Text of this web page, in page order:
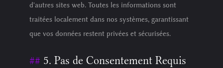
d'autres sites web. Toutes les informations sont
traitées localement dans nos systèmes, garantissant
que vos données restent privées et sécurisées.
5. Pas de Consentement Requis